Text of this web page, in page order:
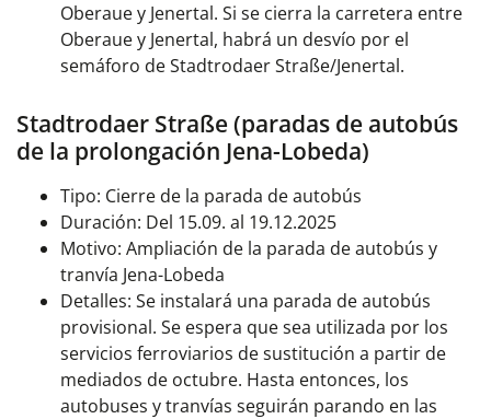
Oberaue y Jenertal. Si se cierra la carretera entre
Oberaue y Jenertal, habrá un desvío por el
semáforo de Stadtrodaer Straße/Jenertal.
Stadtrodaer Straße (paradas de autobús
de la prolongación Jena-Lobeda)
Tipo: Cierre de la parada de autobús
Duración: Del 15.09. al 19.12.2025
Motivo: Ampliación de la parada de autobús y
tranvía Jena-Lobeda
Detalles: Se instalará una parada de autobús
provisional. Se espera que sea utilizada por los
servicios ferroviarios de sustitución a partir de
mediados de octubre. Hasta entonces, los
autobuses y tranvías seguirán parando en las